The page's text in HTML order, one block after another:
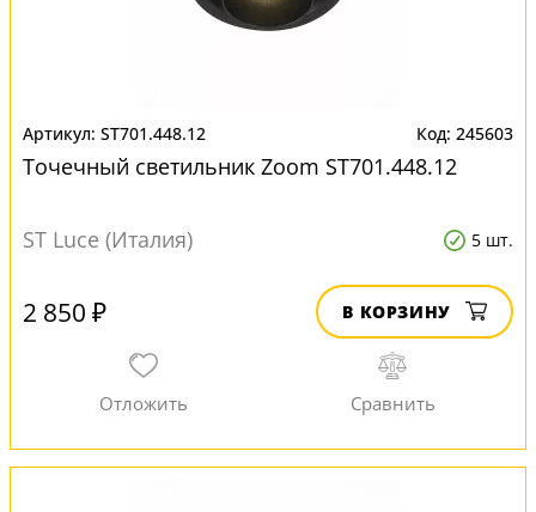
ST701.448.12 245603
Точечный светильник Zoom ST701.448.12
ST Luce (Италия) 5 шт.
2 850 ₽ В КОРЗИНУ